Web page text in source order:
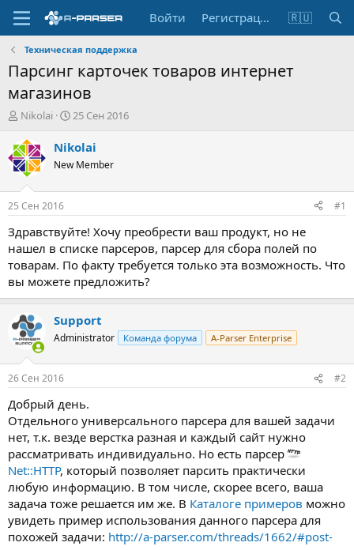
Войти Регистрация 🇷🇺
Техническая поддержка
Парсинг карточек товаров интернет
магазинов
А
т
о
р
т
е
м
ы
Nikolai
Д
т
н
а
л
25 Сен 2016
Nikolai
New Member
25 Сен 2016 #1
Здравствуйте! Хочу преобрести ваш продукт, но не
нашел в списке парсеров, парсер для сбора полей по
товарам. По факту требуется только эта возможность. Что
вы можете предложить?
Support
Administrator Команда форума A-Parser Enterprise
26 Сен 2016 #2
Добрый день.
Отдельного универсального парсера для вашей задачи
нет, т.к. везде верстка разная и каждый сайт нужно
рассматривать индивидуально. Но есть парсер
Net::HTTP, который позволяет парсить практически
любую информацию. В том числе, скорее всего, ваша
задача тоже решается им же. В Каталоге примеров можно
увидеть пример использования данного парсера для
похожей задачи: http://a-parser.com/threads/1662/#post-